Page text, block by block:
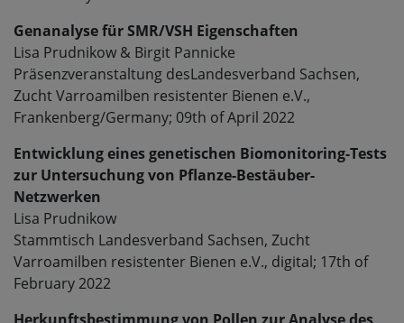
Genanalyse für SMR/VSH Eigenschaften
Lisa Prudnikow & Birgit Pannicke
Präsenzveranstaltung desLandesverband Sachsen,
Zucht Varroamilben resistenter Bienen e.V.,
Frankenberg/Germany; 09th of April 2022
Entwicklung eines genetischen Biomonitoring-Tests
zur Untersuchung von Pflanze-Bestäuber-
Netzwerken
Lisa Prudnikow
Stammtisch Landesverband Sachsen, Zucht
Varroamilben resistenter Bienen e.V., digital; 17th of
February 2022